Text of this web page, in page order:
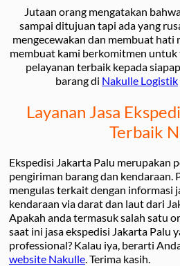
Jutaan orang mengatakan
sampai ditujuan tapi ada yang
mengecewakan dan membuat hati
membuat kami berkomitmen
pelayanan terbaik kepada
barang di Nakulle Logistik
Layanan Jasa
Terbaik
Ekspedisi Jakarta Palu merupakan
pengiriman barang dan kendaraan.
mengulas terkait dengan informasi
kendaraan via darat dan laut dari
Apakah anda termasuk salah satu
saat ini jasa ekspedisi Jakarta Palu
professional? Kalau iya, berarti
website Nakulle. Terima kasih.